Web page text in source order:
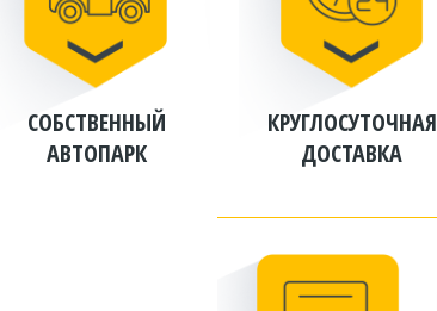
СОБСТВЕННЫЙ
АВТОПАРК
КРУГЛОСУТОЧНАЯ
ДОСТАВКА